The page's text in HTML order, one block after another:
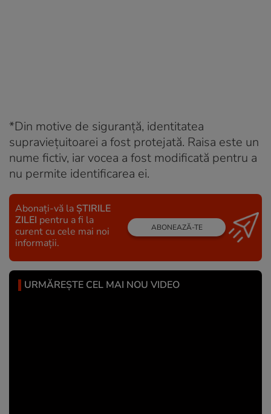
*Din motive de siguranță, identitatea
supraviețuitoarei a fost protejată. Raisa este un
nume fictiv, iar vocea a fost modificată pentru a
nu permite identificarea ei.
Abonați-vă la ȘTIRILE
ZILEI pentru a fi la
curent cu cele mai noi
informații.
ABONEAZĂ-TE
URMĂREȘTE CEL MAI NOU VIDEO